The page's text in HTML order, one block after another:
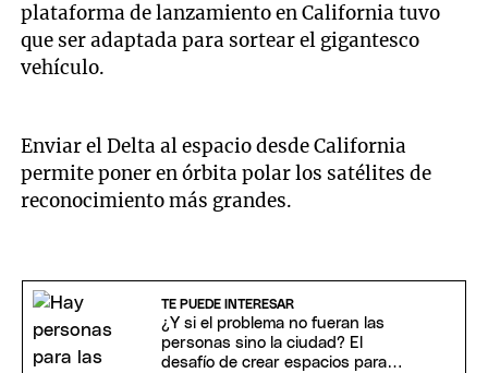
plataforma de lanzamiento en California tuvo
que ser adaptada para sortear el gigantesco
vehículo.
Enviar el Delta al espacio desde California
permite poner en órbita polar los satélites de
reconocimiento más grandes.
TE PUEDE INTERESAR
¿Y si el problema no fueran las
personas sino la ciudad? El
desafío de crear espacios para